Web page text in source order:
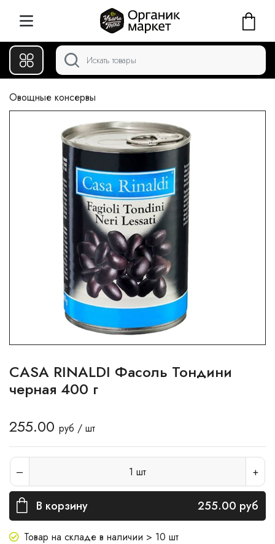
Овощные консервы
CASA RINALDI Фасоль Тондини
черная 400 г
255.00 руб / шт
1 шт
В корзину 255.00 руб
Товар на складе в наличии > 10 шт